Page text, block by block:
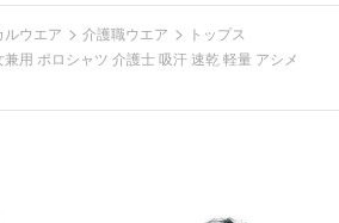
ウエア > 介護職ウエア > トップス
兼用 ポロシャツ 介護士 吸汗 速乾 軽量 アシメ